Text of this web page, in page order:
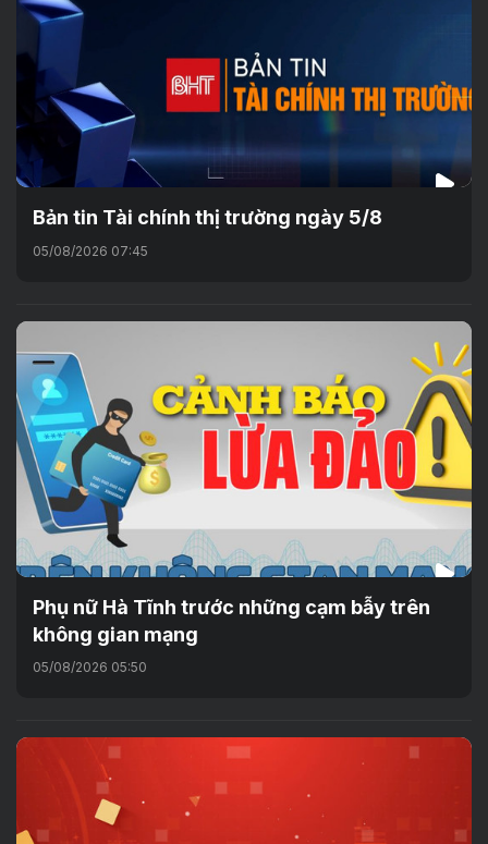
Bản tin Tài chính thị trường ngày 5/8
05/08/2026 07:45
Phụ nữ Hà Tĩnh trước những cạm bẫy trên
không gian mạng
05/08/2026 05:50